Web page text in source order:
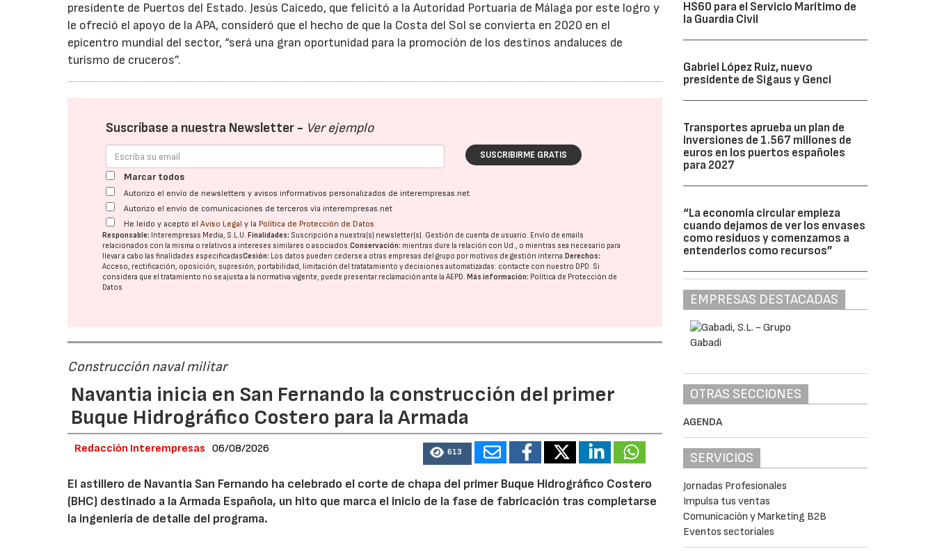
presidente de Puertos del Estado. Jesús Caicedo, que felicitó a la Autoridad Portuaria de Málaga por este logro y
le ofreció el apoyo de la APA, consideró que el hecho de que la Costa del Sol se convierta en 2020 en el
epicentro mundial del sector, “será una gran oportunidad para la promoción de los destinos andaluces de
turismo de cruceros”.
Suscríbase a nuestra Newsletter - Ver ejemplo
SUSCRIBIRME GRATIS
Marcar todos
Autorizo el envío de newsletters y avisos informativos personalizados de interempresas.net
Autorizo el envío de comunicaciones de terceros vía interempresas.net
He leído y acepto elAviso Legal y la Política de Protección de Datos
Responsable: Interempresas Media, S.L.U. Finalidades: Suscripción a nuestra(s) newsletter(s). Gestión de cuenta de usuario. Envío de emails
relacionados con la misma o relativos a intereses similares o asociados.Conservación: mientras dure la relación con Ud., o mientras sea necesario para
llevar a cabo las finalidades especificadasCesión: Los datos pueden cederse a otras empresas del grupo por motivos de gestión interna. Derechos:
Acceso, rectificación, oposición, supresión, portabilidad, limitación del tratatamiento y decisiones automatizadas: contacte con nuestro DPD. Si
considera que el tratamiento no se ajusta a la normativa vigente, puede presentar reclamación ante laAEPD. Más información: Política de Protección de
Datos
Construcción naval militar
Navantia inicia en San Fernando la construcción del primer
Buque Hidrográfico Costero para la Armada
Redacción Interempresas 06/08/2026 613
El astillero de Navantia San Fernando ha celebrado el corte de chapa del primer Buque Hidrográfico Costero
(BHC) destinado a la Armada Española, un hito que marca el inicio de la fase de fabricación tras completarse
la ingeniería de detalle del programa.
HS60 para el Servicio Marítimo de
la Guardia Civil
Gabriel López Ruiz, nuevo
presidente de Sigaus y Genci
Transportes aprueba un plan de
inversiones de 1.567 millones de
euros en los puertos españoles
para 2027
“La economía circular empieza
cuando dejamos de ver los envases
como residuos y comenzamos a
entenderlos como recursos”
EMPRESAS DESTACADAS
OTRAS SECCIONES
AGENDA
SERVICIOS
Jornadas Profesionales
Impulsa tus ventas
Comunicación y Marketing B2B
Eventos sectoriales